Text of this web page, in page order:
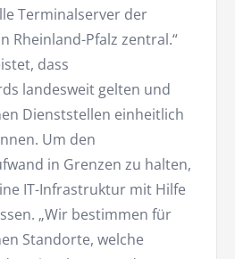
Terminalserver der
Rheinland-Pfalz zentral.“
dass
landesweit gelten und
Dienststellen einheitlich
Um den
in Grenzen zu halten,
IT-Infrastruktur mit Hilfe
„Wir bestimmen für
Standorte, welche